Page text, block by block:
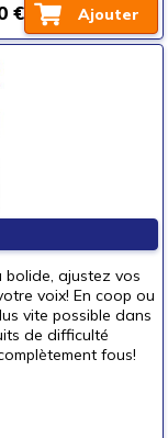
(2)
(9)
Ajouter
€
bolide, ajustez vos
voix! En coop ou
vite possible dans
de difficulté
fous!